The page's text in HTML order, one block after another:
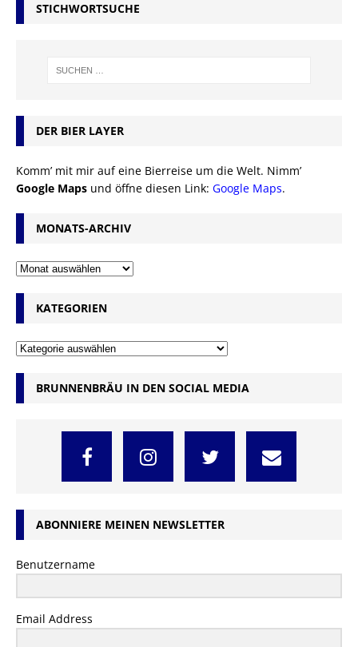
STICHWORTSUCHE
DER BIER LAYER
Komm’ mit mir auf eine Bierreise um die Welt. Nimm’
Google Maps und öffne diesen Link: Google Maps.
MONATS-ARCHIV
KATEGORIEN
BRUNNENBRÄU IN DEN SOCIAL MEDIA
ABONNIERE MEINEN NEWSLETTER
Benutzername
Email Address